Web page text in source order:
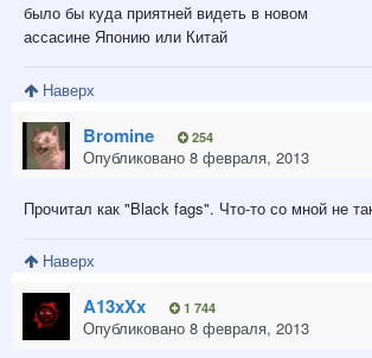
было бы куда приятней видеть в новом
ассасине Японию или Китай
Наверх
Bromine 254
Опубликовано 8 февраля, 2013
Прочитал как "Black fags". Что-то со мной не
Наверх
A13xXx 1 744
Опубликовано 8 февраля, 2013